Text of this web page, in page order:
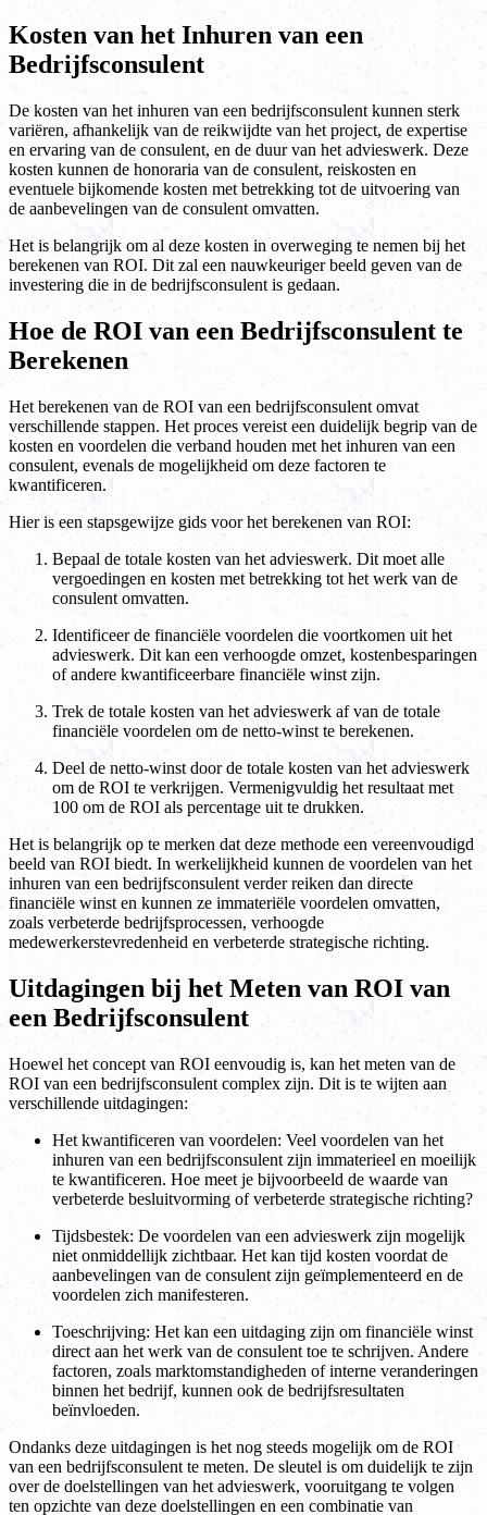
Kosten van het Inhuren van een
Bedrijfsconsulent
De kosten van het inhuren van een bedrijfsconsulent kunnen sterk
variëren, afhankelijk van de reikwijdte van het project, de expertise
en ervaring van de consulent, en de duur van het advieswerk. Deze
kosten kunnen de honoraria van de consulent, reiskosten en
eventuele bijkomende kosten met betrekking tot de uitvoering van
de aanbevelingen van de consulent omvatten.
Het is belangrijk om al deze kosten in overweging te nemen bij het
berekenen van ROI. Dit zal een nauwkeuriger beeld geven van de
investering die in de bedrijfsconsulent is gedaan.
Hoe de ROI van een Bedrijfsconsulent te
Berekenen
Het berekenen van de ROI van een bedrijfsconsulent omvat
verschillende stappen. Het proces vereist een duidelijk begrip van de
kosten en voordelen die verband houden met het inhuren van een
consulent, evenals de mogelijkheid om deze factoren te
kwantificeren.
Hier is een stapsgewijze gids voor het berekenen van ROI:
Bepaal de totale kosten van het advieswerk. Dit moet alle
vergoedingen en kosten met betrekking tot het werk van de
consulent omvatten.
Identificeer de financiële voordelen die voortkomen uit het
advieswerk. Dit kan een verhoogde omzet, kostenbesparingen
of andere kwantificeerbare financiële winst zijn.
Trek de totale kosten van het advieswerk af van de totale
financiële voordelen om de netto-winst te berekenen.
Deel de netto-winst door de totale kosten van het advieswerk
om de ROI te verkrijgen. Vermenigvuldig het resultaat met
100 om de ROI als percentage uit te drukken.
Het is belangrijk op te merken dat deze methode een vereenvoudigd
beeld van ROI biedt. In werkelijkheid kunnen de voordelen van het
inhuren van een bedrijfsconsulent verder reiken dan directe
financiële winst en kunnen ze immateriële voordelen omvatten,
zoals verbeterde bedrijfsprocessen, verhoogde
medewerkerstevredenheid en verbeterde strategische richting.
Uitdagingen bij het Meten van ROI van
een Bedrijfsconsulent
Hoewel het concept van ROI eenvoudig is, kan het meten van de
ROI van een bedrijfsconsulent complex zijn. Dit is te wijten aan
verschillende uitdagingen:
Het kwantificeren van voordelen: Veel voordelen van het
inhuren van een bedrijfsconsulent zijn immaterieel en moeilijk
te kwantificeren. Hoe meet je bijvoorbeeld de waarde van
verbeterde besluitvorming of verbeterde strategische richting?
Tijdsbestek: De voordelen van een advieswerk zijn mogelijk
niet onmiddellijk zichtbaar. Het kan tijd kosten voordat de
aanbevelingen van de consulent zijn geïmplementeerd en de
voordelen zich manifesteren.
Toeschrijving: Het kan een uitdaging zijn om financiële winst
direct aan het werk van de consulent toe te schrijven. Andere
factoren, zoals marktomstandigheden of interne veranderingen
binnen het bedrijf, kunnen ook de bedrijfsresultaten
beïnvloeden.
Ondanks deze uitdagingen is het nog steeds mogelijk om de ROI
van een bedrijfsconsulent te meten. De sleutel is om duidelijk te zijn
over de doelstellingen van het advieswerk, vooruitgang te volgen
ten opzichte van deze doelstellingen en een combinatie van